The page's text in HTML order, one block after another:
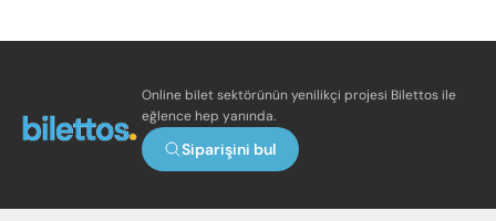
Online bilet sektörünün yenilikçi projesi Bilettos ile
eğlence hep yanında.
Siparişini bul